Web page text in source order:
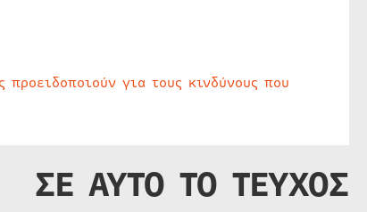
για τους κινδύνους που
ΣΕ ΑΥΤΟ ΤΟ ΤΕΥΧΟΣ